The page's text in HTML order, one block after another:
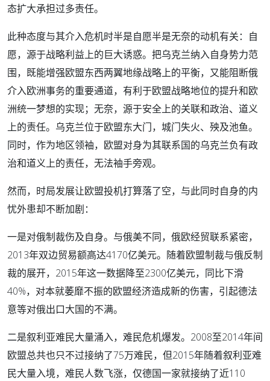
态扩大承担过多责任。
此种态度与其介入危机时半是自愿半是无奈的动机有关：自
愿，源于战略利益上的巨大诱惑。把乌克兰纳入自身势力范
围，既能增强欧盟东西两翼地缘战略上的平衡，又能阻断俄
介入欧洲事务的重要通道，有利于欧盟战略地位的提升和欧
洲统一梦想的实现；无奈，源于安全上的关联和政治、道义
上的责任。乌克兰位于欧盟东大门，城门失火、殃及池鱼。
同时，作为地区领袖，欧盟对身为其联系国的乌克兰负有政
治和道义上的责任，无法袖手旁观。
然而，时局发展让欧盟投机打算落了空，与此同时自身的内
忧外患却不断加剧：
一是对俄制裁伤及自身。与俄美不同，俄欧经贸联系紧密，
2013年双边贸易额高达4170亿美元。随着欧盟制裁与俄反制
裁的展开，2015年这一数据降至2300亿美元，同比下滑
40%，对本就萎靡不振的欧盟经济造成新的伤害，引起德法
意等对俄出口大国的不满。
二是叙利亚难民大量涌入，难民危机爆发。2008至2014年间
欧盟总共也只不过接纳了75万难民，但2015年随着叙利亚难
民大量入境，难民人数飞涨，仅德国一家就接纳了近110